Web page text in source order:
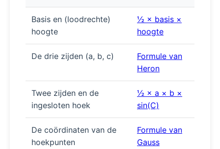
Basis en (loodrechte)
hoogte
½ × basis ×
hoogte
De drie zijden (a, b, c)
Formule van
Heron
Twee zijden en de
ingesloten hoek
½ × a × b ×
sin(C)
De coördinaten van de
hoekpunten
Formule van
Gauss